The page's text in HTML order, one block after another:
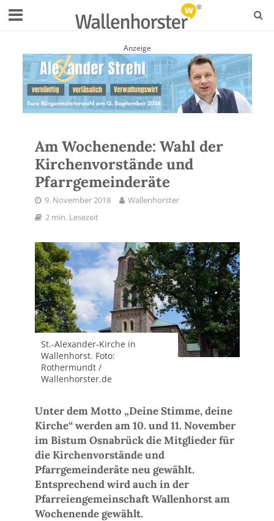
Anzeige
Am Wochenende: Wahl der
Kirchenvorstände und
Pfarrgemeinderäte
9. November 2018
Wallenhorster
2 min. Lesezeit
St.-Alexander-Kirche in
Wallenhorst. Foto:
Rothermundt /
Wallenhorster.de
Unter dem Motto „Deine Stimme, deine
Kirche“ werden am 10. und 11. November
im Bistum Osnabrück die Mitglieder für
die Kirchenvorstände und
Pfarrgemeinderäte neu gewählt.
Entsprechend wird auch in der
Pfarreiengemeinschaft Wallenhorst am
Wochenende gewählt.